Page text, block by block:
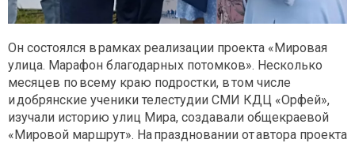
Он состоялся в рамках реализации проекта «Мировая
улица. Марафон благодарных потомков». Несколько
месяцев по всему краю подростки, в том числе
и добрянские ученики телестудии СМИ КДЦ «Орфей»,
изучали историю улиц Мира, создавали общекраевой
«Мировой маршрут». На праздновании от автора проекта